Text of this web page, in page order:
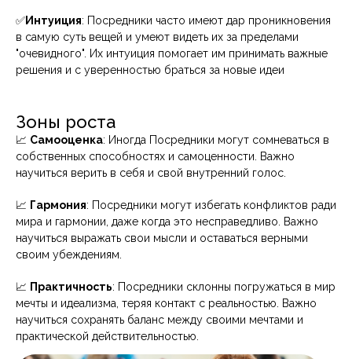
✅Интуиция: Посредники часто имеют дар проникновения
в самую суть вещей и умеют видеть их за пределами
"очевидного". Их интуиция помогает им принимать важные
решения и с уверенностью браться за новые идеи
Зоны роста
📈 Самооценка: Иногда Посредники могут сомневаться в
собственных способностях и самоценности. Важно
научиться верить в себя и свой внутренний голос.
📈 Гармония: Посредники могут избегать конфликтов ради
мира и гармонии, даже когда это несправедливо. Важно
научиться выражать свои мысли и оставаться верными
своим убеждениям.
📈 Практичность: Посредники склонны погружаться в мир
мечты и идеализма, теряя контакт с реальностью. Важно
научиться сохранять баланс между своими мечтами и
практической действительностью.